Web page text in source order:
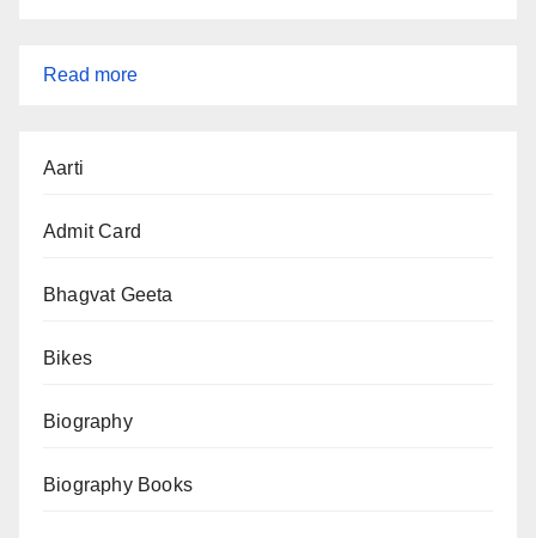
Read more:
12,256
Aarti
Admit Card
Bhagvat Geeta
Bikes
Biography
Biography Books